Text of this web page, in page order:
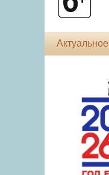
Актуальное